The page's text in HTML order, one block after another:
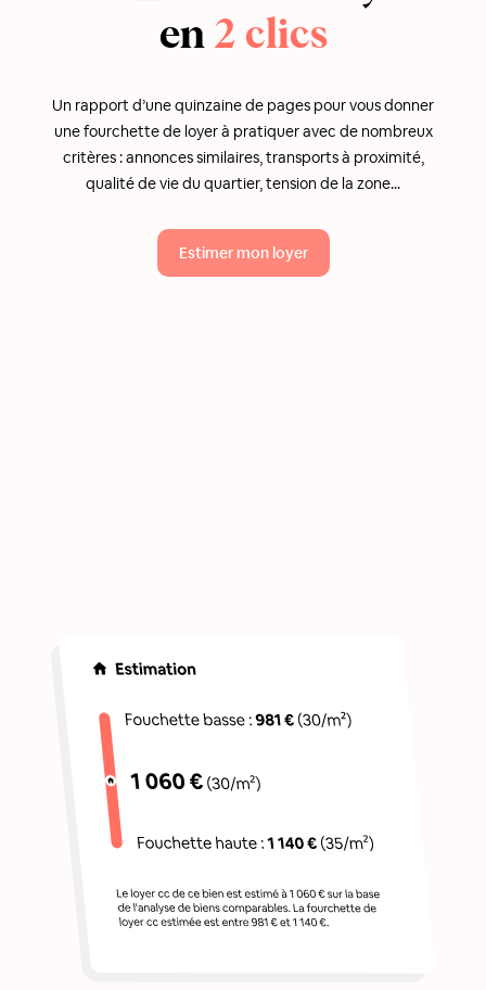
en 2 clics
Un rapport d’une quinzaine de pages pour vous donner
une fourchette de loyer à pratiquer avec de nombreux
critères : annonces similaires, transports à proximité,
qualité de vie du quartier, tension de la zone...
Estimer mon loyer